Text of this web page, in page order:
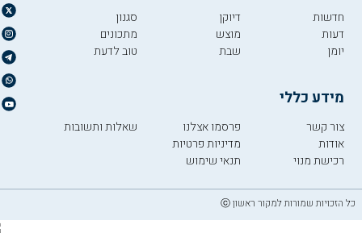
חדשות
דעות
יומן
דיוקן
מוצש
שבת
סגנון
מתכונים
טוב לדעת
מידע כללי
צור קשר
אודות
רכישת מנוי
פרסמו אצלנו
מדיניות פרטיות
תנאי שימוש
שאלות ותשובות
כל הזכויות שמורות למקור ראשון ⓒ